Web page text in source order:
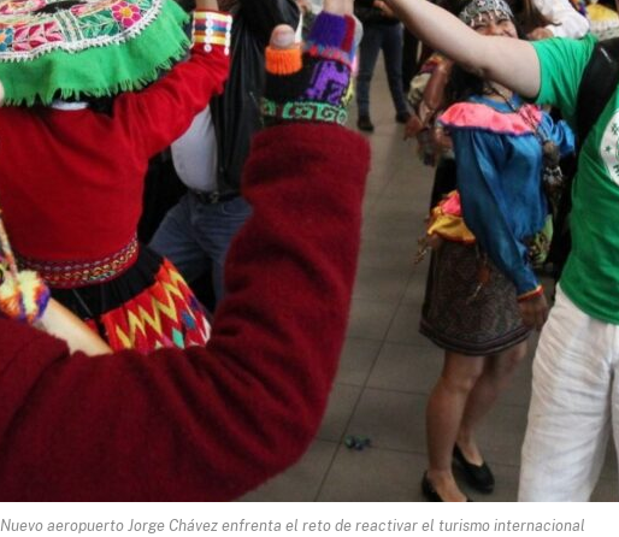
Nuevo aeropuerto Jorge Chávez enfrenta el reto de reactivar el turismo internacional